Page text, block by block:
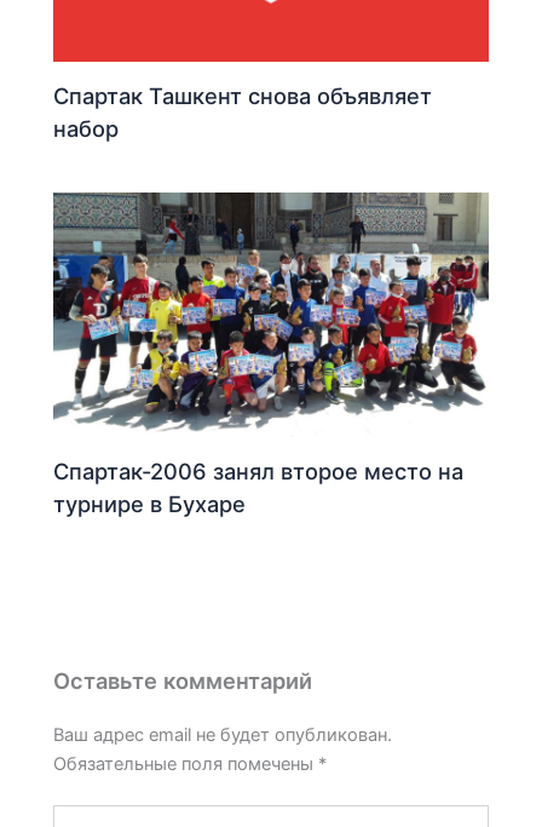
Спартак Ташкент снова объявляет
набор
Спартак-2006 занял второе место на
турнире в Бухаре
Оставьте комментарий
Ваш адрес email не будет опубликован.
Обязательные поля помечены *